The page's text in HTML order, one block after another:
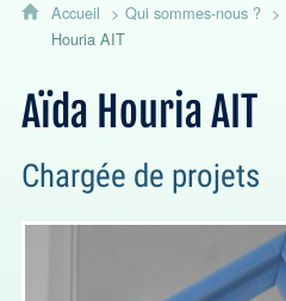
Accueil Qui sommes-nous ?
Houria AIT
Aïda Houria AIT
Chargée de projets